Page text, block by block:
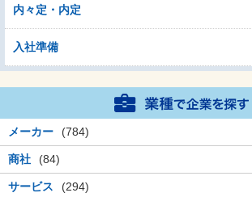
内々定・内定
入社準備
メーカー (784)
商社 (84)
サービス (294)